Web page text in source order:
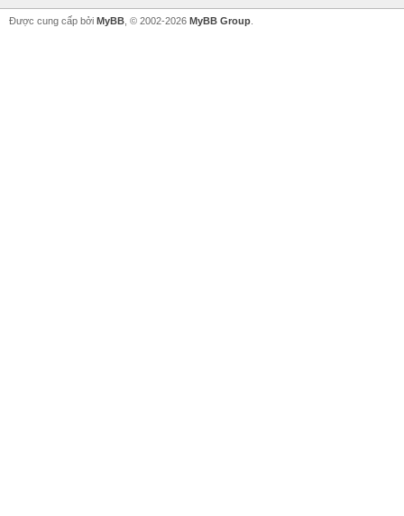
Được cung cấp bởi MyBB , © 2002-2026 MyBB Group